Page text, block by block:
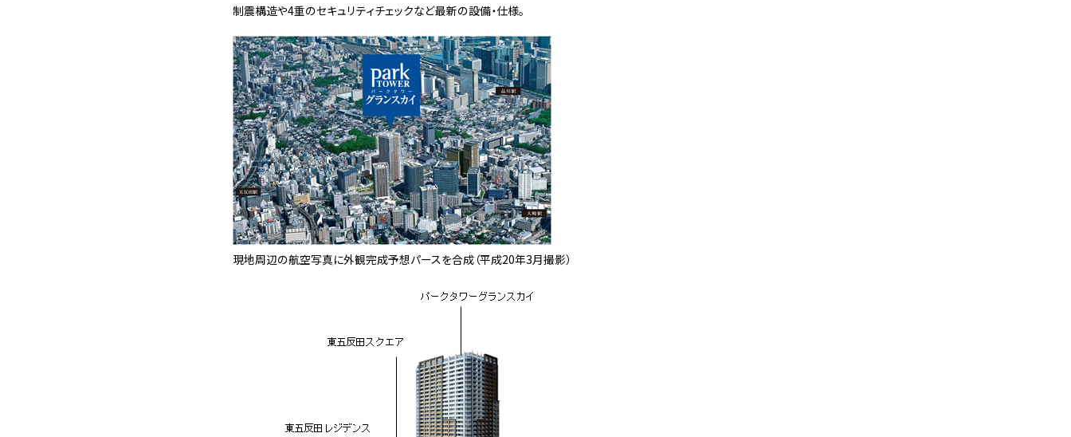
制震構造や4重のセキュリティチェックなど最新の設備・仕様。
現地周辺の航空写真に外観完成予想パースを合成（平成20年3月撮影）